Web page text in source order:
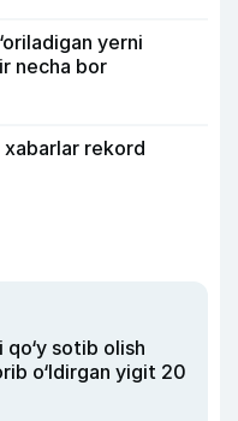
yerni
necha bor
xabarlar rekord
sotib olish
o‘ldirgan yigit 20